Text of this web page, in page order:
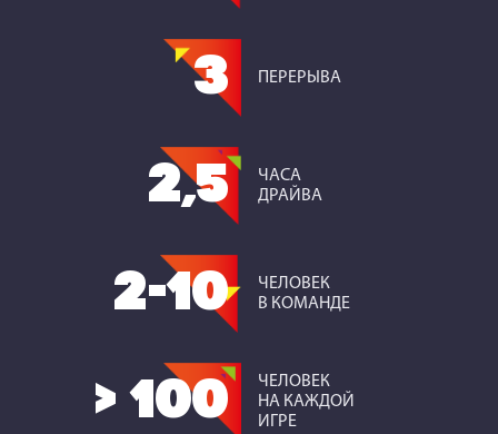
3 ПЕРЕРЫВА
2,5
ЧАСА
ДРАЙВА
2-10
ЧЕЛОВЕК
В КОМАНДЕ
> 100
ЧЕЛОВЕК
НА КАЖДОЙ
ИГРЕ